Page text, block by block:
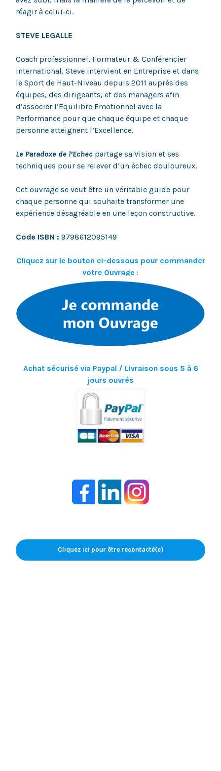
réagir à celui-ci.
STEVE LEGALLE
Coach professionnel, Formateur & Conférencier
international, Steve intervient en Entreprise et dans
le Sport de Haut-Niveau depuis 2011 auprès des
équipes, des dirigeants, et des managers afin
d’associer l’Equilibre Emotionnel avec la
Performance pour que chaque équipe et chaque
personne atteignent l’Excellence.
Le Paradoxe de l’Echec partage sa Vision et ses
techniques pour se relever d’un échec douloureux.
Cet ouvrage se veut être un véritable guide pour
chaque personne qui souhaite transformer une
expérience désagréable en une leçon constructive.
Code ISBN : 9798612095149
Cliquez sur le bouton ci-dessous pour commander
votre Ouvrage :
Achat sécurisé via Paypal / Livraison sous 5 à 6
jours ouvrés
Cliquez ici pour être recontacté(e)